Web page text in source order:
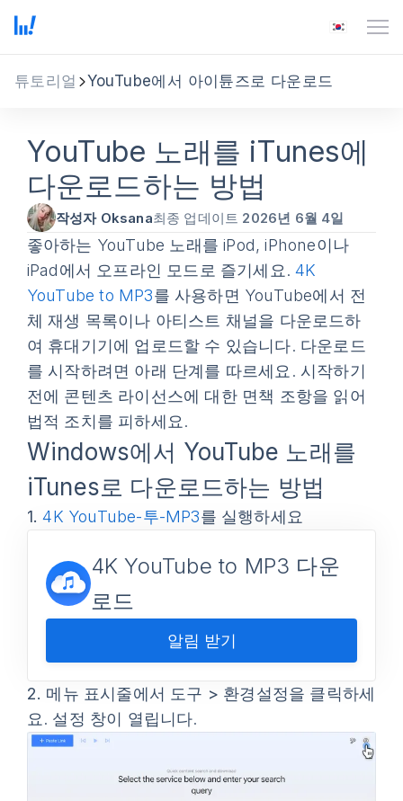
튜토리얼 YouTube에서 아이튠즈로 다운로드
YouTube 노래를 iTunes에
다운로드하는 방법
작성자 Oksana최종 업데이트 2026년 6월 4일
좋아하는 YouTube 노래를 iPod, iPhone이나
iPad에서 오프라인 모드로 즐기세요.4K
YouTube to MP3를 사용하면 YouTube에서 전
체 재생 목록이나 아티스트 채널을 다운로드하
여 휴대기기에 업로드할 수 있습니다. 다운로드
를 시작하려면 아래 단계를 따르세요. 시작하기
전에 콘텐츠 라이선스에 대한 면책 조항을 읽어
법적 조치를 피하세요.
Windows에서 YouTube 노래를
iTunes로 다운로드하는 방법
1. 4K YouTube-투-MP3를 실행하세요
4K YouTube to MP3 다운
로드
알림 받기
2. 메뉴 표시줄에서 도구 > 환경설정을 클릭하세
요. 설정 창이 열립니다.